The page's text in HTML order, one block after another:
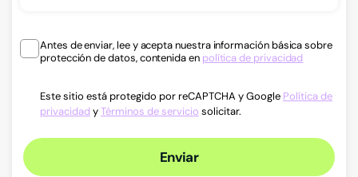
Antes de enviar, lee y acepta nuestra información básica sobre
protección de datos, contenida en política de privacidad
Este sitio está protegido por reCAPTCHA y Google Política de
privacidad yTérminos de servicio solicitar.
Enviar